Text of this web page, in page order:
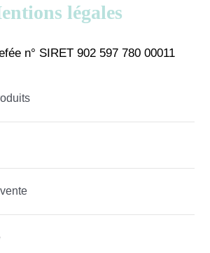
légales
n° SIRET 902 597 780 00011